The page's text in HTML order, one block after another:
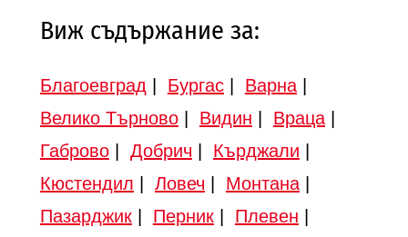
Виж съдържание за:
Благоевград Бургас| Варна|
Велико Търново| Видин Враца|
Габрово| Добрич Кърджали
Кюстендил
Ловеч Монтана|
Пазарджик| Перник| Плевен